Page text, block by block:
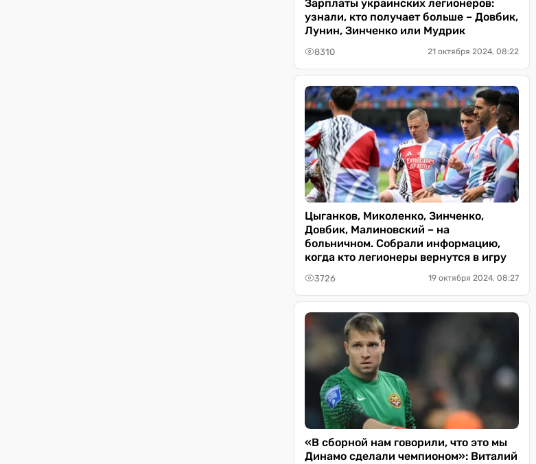
Зарплаты украинских легионеров:
узнали, кто получает больше – Довбик,
Лунин, Зинченко или Мудрик
8310 21 октября 2024, 08:22
Цыганков, Миколенко, Зинченко,
Довбик, Малиновский – на
больничном. Собрали информацию,
когда кто легионеры вернутся в игру
3726 19 октября 2024, 08:27
«В сборной нам говорили, что это мы
Динамо сделали чемпионом»: Виталий